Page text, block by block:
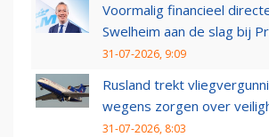
Voormalig financieel
Swelheim aan de slag bij
31-07-2026, 9:09
Rusland trekt
wegens zorgen over
31-07-2026, 8:03